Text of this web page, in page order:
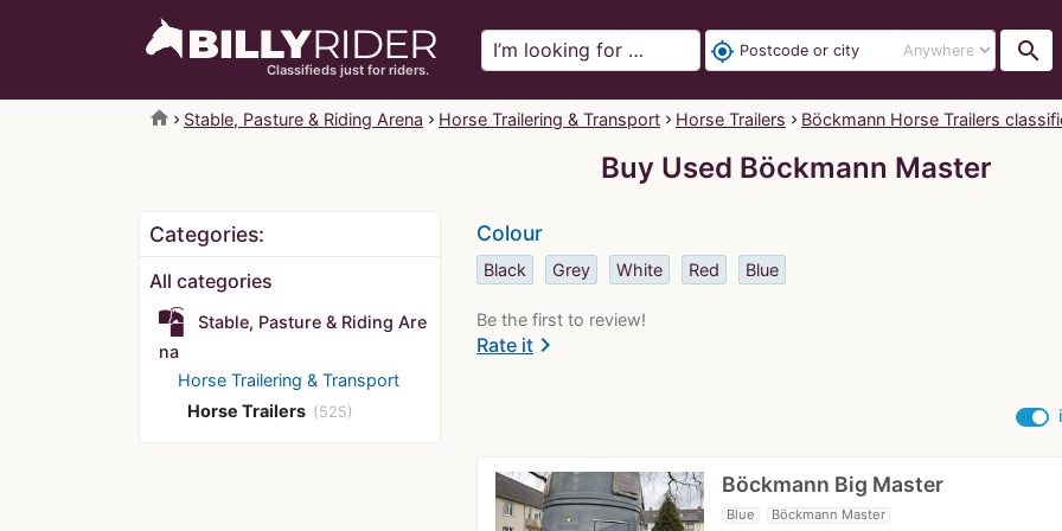
Classifieds just for riders.
my_location search
home Stable, Pasture & Riding Arena Horse Trailering & Transport Horse Trailers Böckmann Horse Trailers
Buy Used Böckmann Master
Categories:
All categories
Stable, Pasture & Riding Are
na
Horse Trailering & Transport
Horse Trailers (525)
Colour
Black Grey White Red Blue
Be the first to review!
Rate itchevron_right
Böckmann Big Master
Blue Böckmann Master